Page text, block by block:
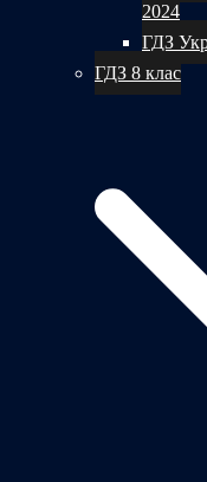
2024
ГДЗ
ГДЗ 8 клас